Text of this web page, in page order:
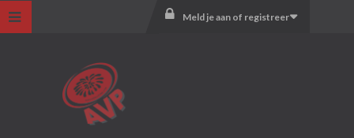
Meld je aan of registreer